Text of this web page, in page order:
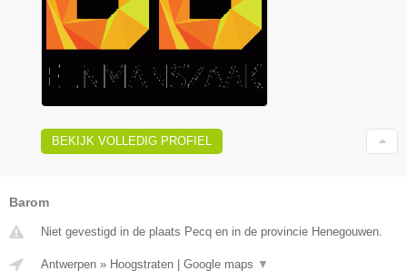
BEKIJK VOLLEDIG PROFIEL
Barom
Niet gevestigd in de plaats Pecq en in de provincie Henegouwen.
Antwerpen » Hoogstraten | Google maps ▼